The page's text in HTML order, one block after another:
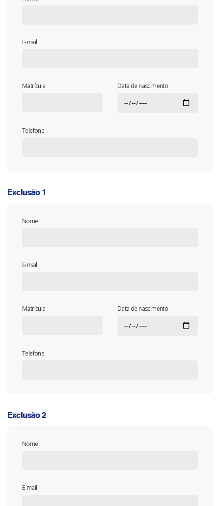
E-mail
Matrícula Data de nascimento
Telefone
Exclusão 1
Nome
E-mail
Matrícula Data de nascimento
Telefone
Exclusão 2
Nome
E-mail